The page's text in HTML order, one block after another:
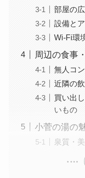
部屋の
設備と
Wi-Fi環
周辺の食事
無人コ
近隣の
買い出
いもの
小菅の湯の
泉質・